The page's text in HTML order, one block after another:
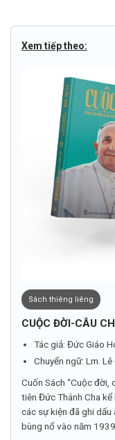
Xem tiếp theo:
Sách thiêng liêng
CUỘC ĐỜI-CÂU
Tác giả: Đức Giáo
Chuyển ngữ: Lm.
Cuốn Sách “Cuộc đời,
tiên Đức Thánh Cha
các sự kiện đã ghi
bùng nổ vào năm